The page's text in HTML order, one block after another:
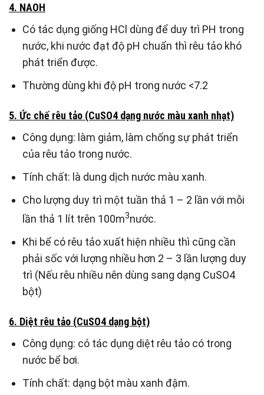
4. NAOH
Có tác dụng giống HCl dùng để duy trì PH trong
nước, khi nước đạt độ pH chuẩn thì rêu tảo khó
phát triển được.
Thường dùng khi độ pH trong nước <7.2
5. Ức chế rêu tảo (CuSO4 dạng nước màu xanh nhạt)
Công dụng: làm giảm, làm chống sự phát triển
của rêu tảo trong nước.
Tính chất: là dung dịch nước màu xanh.
Cho lượng duy trì một tuần thả 1 – 2 lần với mỗi
lần thả 1 lít trên 100m3nước.
Khi bể có rêu tảo xuất hiện nhiều thì cũng cần
phải sốc với lượng nhiều hơn 2 – 3 lần lượng duy
trì (Nếu rêu nhiều nên dùng sang dạng CuSO4
bột)
6. Diệt rêu tảo (CuSO4 dạng bột)
Công dụng: có tác dụng diệt rêu tảo có trong
nước bể bơi.
Tính chất: dạng bột màu xanh đậm.